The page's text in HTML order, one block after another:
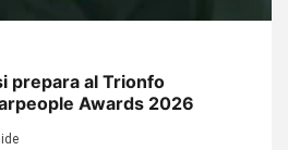
prepara al Trionfo
Awards 2026